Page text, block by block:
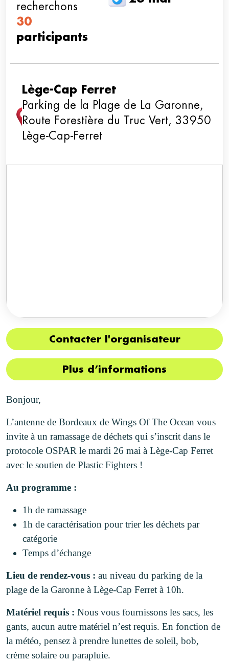
Bonjour,
L’antenne de Bordeaux de Wings Of The Ocean vous
invite à un ramassage de déchets qui s’inscrit dans le
protocole OSPAR le mardi 26 mai à Lège-Cap Ferret
avec le soutien de Plastic Fighters !
Au programme :
1h de ramassage
1h de caractérisation pour trier les déchets par
catégorie
Temps d’échange
Lieu de rendez-vous : au niveau du parking de la
plage de la Garonne à Lège-Cap Ferret à 10h.
Matériel requis : Nous vous fournissons les sacs, les
gants, aucun autre matériel n’est requis. En fonction de
la météo, pensez à prendre lunettes de soleil, bob,
crème solaire ou parapluie.
recherchons
30
participants
Lège-Cap Ferret
Parking de la Plage de La Garonne,
Route Forestière du Truc Vert, 33950
Lège-Cap-Ferret
Contacter l'organisateur
Plus d’informations